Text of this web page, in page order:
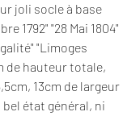
joli socle à base
1792" "28 Mai 1804"
"Limoges
de hauteur totale,
13cm de largeur
bel état général, ni